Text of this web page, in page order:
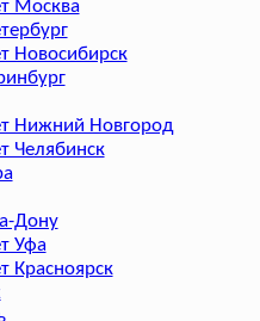
Москва
Новосибирск
Нижний Новгород
Челябинск
Дону
Уфа
Красноярск